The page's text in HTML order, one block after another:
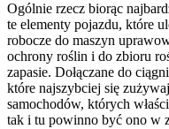
Ogólnie rzecz biorąc
te elementy pojazdu, które
robocze do maszyn
ochrony roślin i do zbioru
zapasie. Dołączane do
które najszybciej się
samochodów, których
tak i tu powinno być ono w